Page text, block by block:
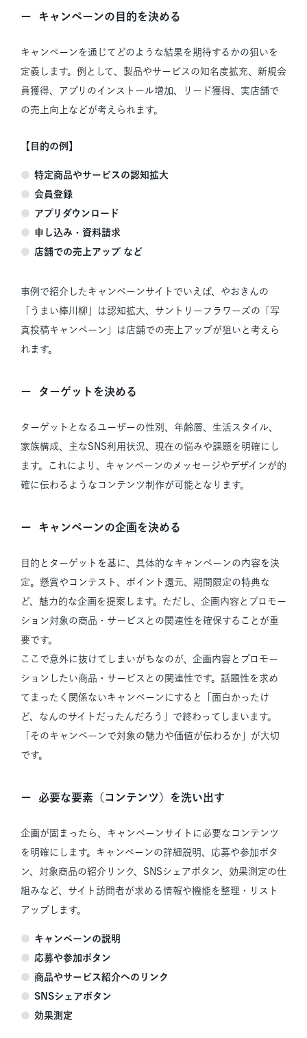
キャンペーンの目的を決める
キャンペーンを通じてどのような結果を期待するかの狙いを
定義します。例として、製品やサービスの知名度拡充、新規会
員獲得、アプリのインストール増加、リード獲得、実店舗で
の売上向上などが考えられます。
【目的の例】
特定商品やサービスの認知拡大
会員登録
アプリダウンロード
申し込み・資料請求
店舗での売上アップ など
事例で紹介したキャンペーンサイトでいえば、やおきんの
「うまい棒川柳」は認知拡大、サントリーフラワーズの「写
真投稿キャンペーン」は店舗での売上アップが狙いと考えら
れます。
ターゲットを決める
ターゲットとなるユーザーの性別、年齢層、生活スタイル、
家族構成、主なSNS利用状況、現在の悩みや課題を明確にし
ます。これにより、キャンペーンのメッセージやデザインが的
確に伝わるようなコンテンツ制作が可能となります。
キャンペーンの企画を決める
目的とターゲットを基に、具体的なキャンペーンの内容を決
定。懸賞やコンテスト、ポイント還元、期間限定の特典な
ど、魅力的な企画を提案します。ただし、企画内容とプロモー
ション対象の商品・サービスとの関連性を確保することが重
要です。
ここで意外に抜けてしまいがちなのが、企画内容とプロモー
ションしたい商品・サービスとの関連性です。話題性を求め
てまったく関係ないキャンペーンにすると「面白かったけ
ど、なんのサイトだったんだろう」で終わってしまいます。
「そのキャンペーンで対象の魅力や価値が伝わるか」が大切
です。
必要な要素（コンテンツ）を洗い出す
企画が固まったら、キャンペーンサイトに必要なコンテンツ
を明確にします。キャンペーンの詳細説明、応募や参加ボタ
ン、対象商品の紹介リンク、SNSシェアボタン、効果測定の仕
組みなど、サイト訪問者が求める情報や機能を整理・リスト
アップします。
キャンペーンの説明
応募や参加ボタン
商品やサービス紹介へのリンク
SNSシェアボタン
効果測定